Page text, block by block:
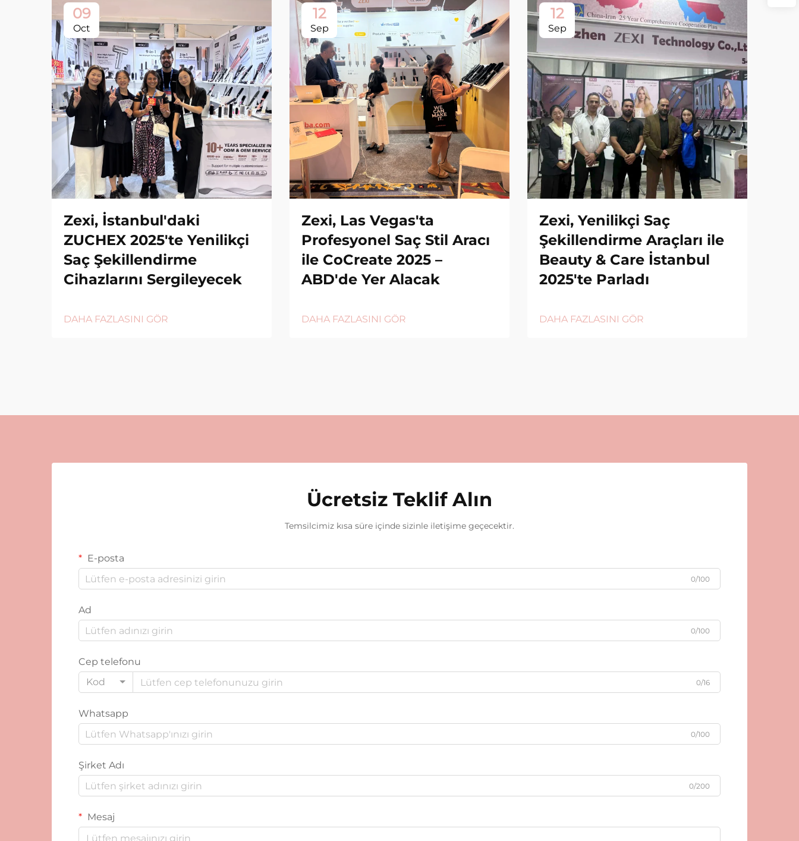
09
Oct
Zexi, İstanbul'daki
ZUCHEX 2025'te Yenilikçi
Saç Şekillendirme
Cihazlarını Sergileyecek
DAHA FAZLASINI GÖR
12
Sep
Zexi, Las Vegas'ta
Profesyonel Saç Stil Aracı
ile CoCreate 2025 –
ABD'de Yer Alacak
DAHA FAZLASINI GÖR
12
Sep
Zexi, Yenilikçi Saç
Şekillendirme Araçları ile
Beauty & Care İstanbul
2025'te Parladı
DAHA FAZLASINI GÖR
Ücretsiz Teklif Alın
Temsilcimiz kısa süre içinde sizinle iletişime geçecektir.
E-posta
0/100
Ad
0/100
Cep telefonu
Kod
0/16
Whatsapp
0/100
Şirket Adı
0/200
Mesaj